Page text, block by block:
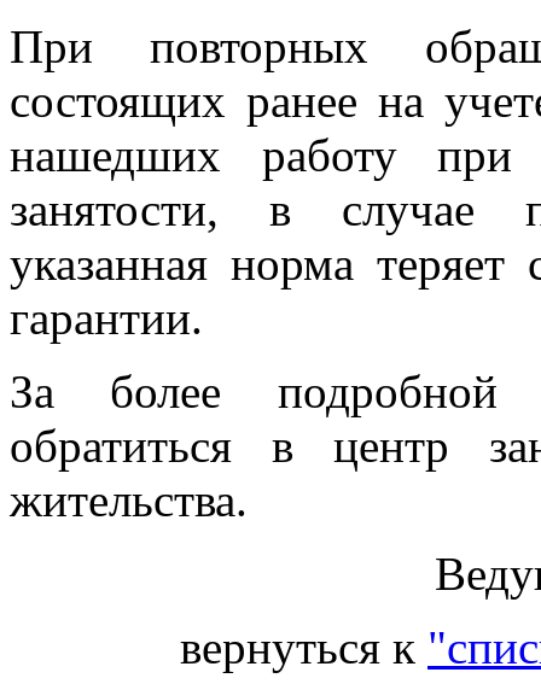
При повторных
состоящих ранее на
нашедших работу при
занятости, в случае
указанная норма
гарантии.
За более подробной
обратиться в центр
жительства.
вернуться к